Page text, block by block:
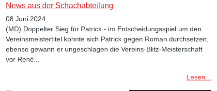
News aus der Schachabteilung
08 Juni 2024
(MD) Doppelter Sieg für Patrick - im Entscheidungsspiel um den
Vereinsmeistertitel konnte sich Patrick gegen Roman durchsetzen,
ebenso gewann er ungeschlagen die Vereins-Blitz-Meisterschaft
vor René...
Lesen...